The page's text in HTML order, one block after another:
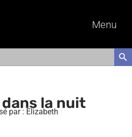
Menu
la nuit
par : Elizabeth